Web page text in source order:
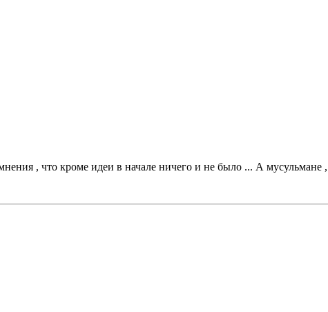
, что кроме идеи в начале ничего и не было ... А мусульмане